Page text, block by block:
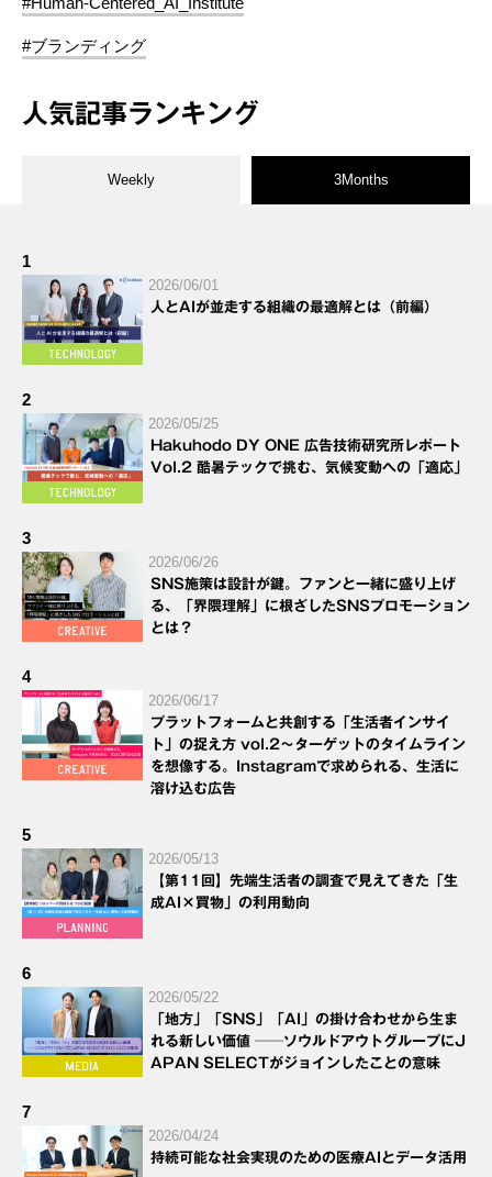
#ブランディング
人気記事ランキング
Weekly 3Months
1
2026/06/01
人とAIが並走する組織の最適解とは（前編）
2
2026/05/25
Hakuhodo DY ONE 広告技術研究所レポート
Vol.2 酷暑テックで挑む、気候変動への「適応」
3
2026/06/26
SNS施策は設計が鍵。ファンと一緒に盛り上げ
る、「界隈理解」に根ざしたSNSプロモーション
とは？
4
2026/06/17
プラットフォームと共創する「生活者インサイ
ト」の捉え方 vol.2～ターゲットのタイムライン
を想像する。Instagramで求められる、生活に
溶け込む広告
5
2026/05/13
【第11回】先端生活者の調査で見えてきた「生
成AI×買物」の利用動向
6
2026/05/22
「地方」「SNS」「AI」の掛け合わせから生ま
れる新しい価値 ──ソウルドアウトグループにJ
APAN SELECTがジョインしたことの意味
7
2026/04/24
持続可能な社会実現のための医療AIとデータ活用